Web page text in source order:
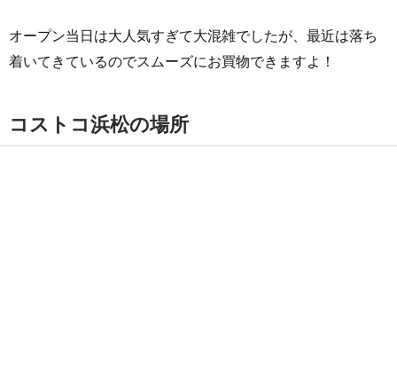
オープン当日は大人気すぎて大混雑でしたが、最近は落ち
着いてきているのでスムーズにお買物できますよ！
コストコ浜松の場所